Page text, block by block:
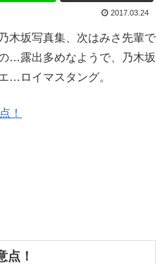
2017.03.24
木坂写真集、次はみさ先輩で
…露出多めなようで、乃木坂
…ロイマスタング。
！
点！